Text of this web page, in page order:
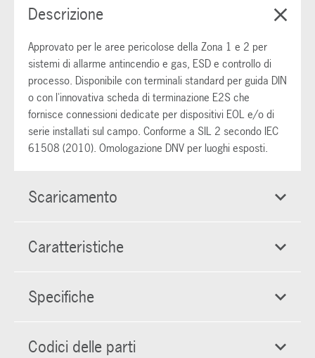
Descrizione
Approvato per le aree pericolose della Zona 1 e 2 per
sistemi di allarme antincendio e gas, ESD e controllo di
processo. Disponibile con terminali standard per guida DIN
o con l'innovativa scheda di terminazione E2S che
fornisce connessioni dedicate per dispositivi EOL e/o di
serie installati sul campo. Conforme a SIL 2 secondo IEC
61508 (2010). Omologazione DNV per luoghi esposti.
Scaricamento
Caratteristiche
Specifiche
Codici delle parti